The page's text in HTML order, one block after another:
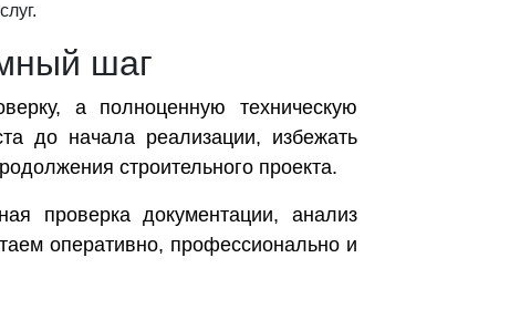
шаг
а полноценную техническую
до начала реализации, избежать
строительного проекта.
проверка документации, анализ
оперативно, профессионально и